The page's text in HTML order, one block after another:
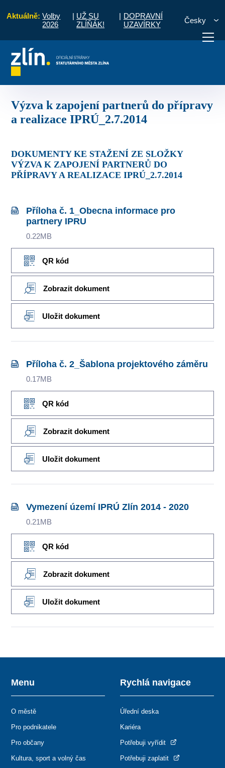
Aktuálně: Volby
2026
| UŽ SU
ZLÍŇÁK!
| DOPRAVNÍ
UZAVÍRKY
Česky
vyřídit Diskuzní
Výzva k zapojení partnerů do přípravy
a realizace IPRÚ_2.7.2014
DOKUMENTY KE STAŽENÍ ZE SLOŽKY
VÝZVA K ZAPOJENÍ PARTNERŮ DO
PŘÍPRAVY A REALIZACE IPRÚ_2.7.2014
Příloha č. 1_Obecna informace pro
partnery IPRU
0.22MB
QR kód
Zobrazit dokument
Uložit dokument
Příloha č. 2_Šablona projektového záměru
0.17MB
QR kód
Zobrazit dokument
Uložit dokument
Vymezení území IPRÚ Zlín 2014 - 2020
0.21MB
QR kód
Zobrazit dokument
Uložit dokument
Menu
O městě
Pro podnikatele
Pro občany
Kultura, sport a volný čas
Rychlá navigace
Úřední deska
Kariéra
Potřebuji vyřídit
Potřebuji zaplatit